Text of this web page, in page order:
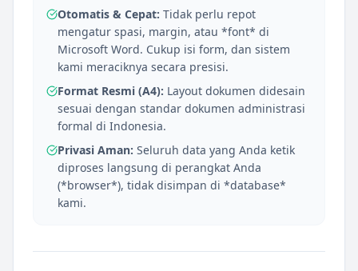
Otomatis & Cepat: Tidak perlu repot
mengatur spasi, margin, atau *font* di
Microsoft Word. Cukup isi form, dan sistem
kami meraciknya secara presisi.
Format Resmi (A4): Layout dokumen didesain
sesuai dengan standar dokumen administrasi
formal di Indonesia.
Privasi Aman: Seluruh data yang Anda ketik
diproses langsung di perangkat Anda
(*browser*), tidak disimpan di *database*
kami.